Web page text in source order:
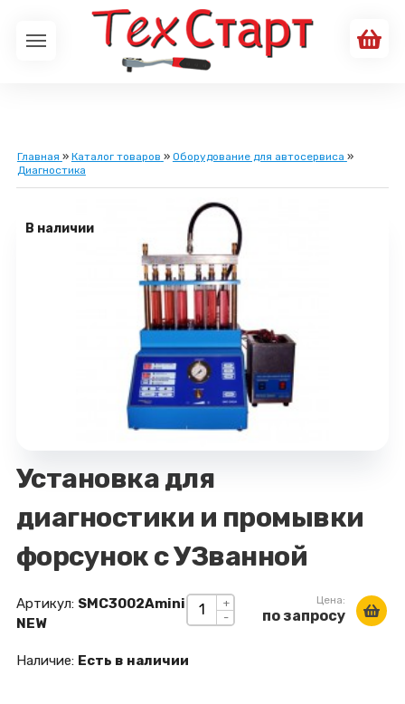
Главная » Каталог товаров » Оборудование для автосервиса »
Диагностика
В наличии
Установка для
диагностики и промывки
форсунок с УЗванной
+
-
Цена:
по запросу
Артикул: SMC3002Аmini
NEW
Наличие: Есть в наличии